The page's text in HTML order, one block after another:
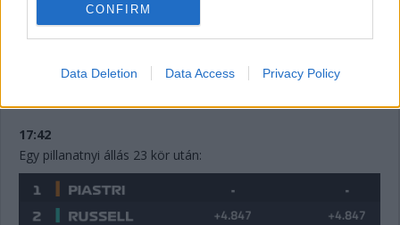
CONFIRM
Data Deletion Data Access Privacy Policy
Antonelli utolsó figyelmeztetést kap a pályahatárok miatt (a
nyakán közben Hamiltonnal).
17:42
Egy pillanatnyi állás 23 kör után: